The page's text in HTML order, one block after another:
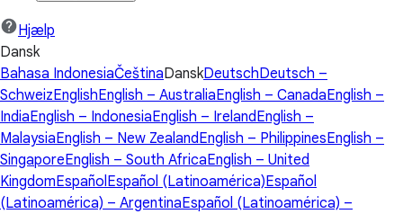
Hjælp
Dansk
Bahasa IndonesiaČeštinaDanskDeutschDeutsch –
SchweizEnglishEnglish – AustraliaEnglish – CanadaEnglish –
IndiaEnglish – IndonesiaEnglish – IrelandEnglish –
MalaysiaEnglish – New ZealandEnglish – PhilippinesEnglish –
SingaporeEnglish – South AfricaEnglish – United
KingdomEspañol Español (Latinoamérica)Español
(Latinoamérica) – ArgentinaEspañol (Latinoamérica) –